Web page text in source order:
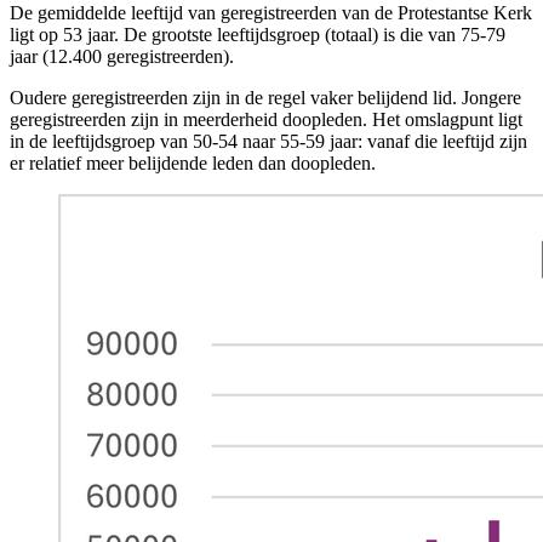
De gemiddelde leeftijd van geregistreerden van de Protestantse Kerk
ligt op 53 jaar. De grootste leeftijdsgroep (totaal) is die van 75-79
jaar (12.400 geregistreerden).
Oudere geregistreerden zijn in de regel vaker belijdend lid. Jongere
geregistreerden zijn in meerderheid doopleden. Het omslagpunt ligt
in de leeftijdsgroep van 50-54 naar 55-59 jaar: vanaf die leeftijd zijn
er relatief meer belijdende leden dan doopleden.